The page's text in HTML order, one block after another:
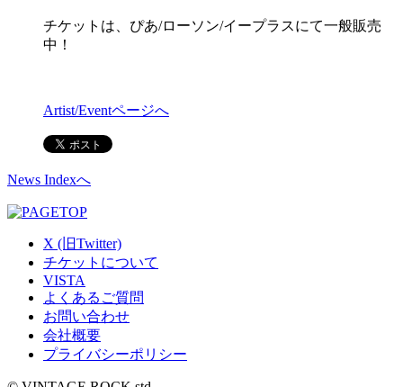
チケットは、ぴあ/ローソン/イープラスにて一般販売
中！
Artist/Eventページへ
News Indexへ
X (旧Twitter)
チケットについて
VISTA
よくあるご質問
お問い合わせ
会社概要
プライバシーポリシー